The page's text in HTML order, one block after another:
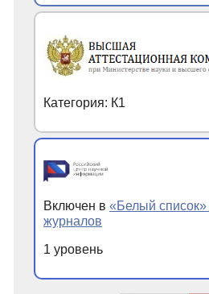
Категория: К1
Включен в «Белый
журналов
1 уровень